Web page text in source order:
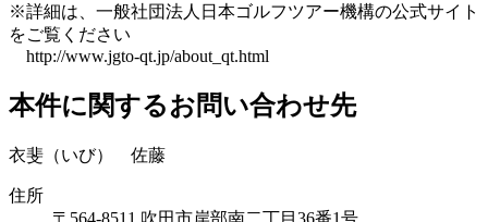
※詳細は、一般社団法人日本ゴルフツアー機構の公式サイト
をご覧ください
http://www.jgto-qt.jp/about_qt.html
本件に関するお問い合わせ先
衣斐（いび） 佐藤
住所
〒564-8511 吹田市岸部南二丁目36番1号